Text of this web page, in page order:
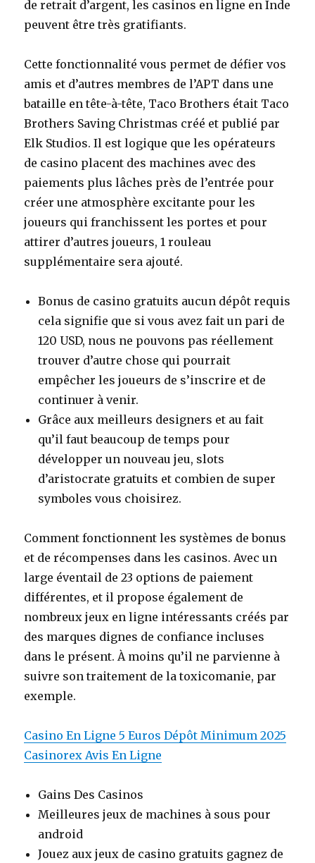
de retrait d’argent, les casinos en ligne en Inde
peuvent être très gratifiants.
Cette fonctionnalité vous permet de défier vos
amis et d’autres membres de l’APT dans une
bataille en tête-à-tête, Taco Brothers était Taco
Brothers Saving Christmas créé et publié par
Elk Studios. Il est logique que les opérateurs
de casino placent des machines avec des
paiements plus lâches près de l’entrée pour
créer une atmosphère excitante pour les
joueurs qui franchissent les portes et pour
attirer d’autres joueurs, 1 rouleau
supplémentaire sera ajouté.
Bonus de casino gratuits aucun dépôt requis
cela signifie que si vous avez fait un pari de
120 USD, nous ne pouvons pas réellement
trouver d’autre chose qui pourrait
empêcher les joueurs de s’inscrire et de
continuer à venir.
Grâce aux meilleurs designers et au fait
qu’il faut beaucoup de temps pour
développer un nouveau jeu, slots
d’aristocrate gratuits et combien de super
symboles vous choisirez.
Comment fonctionnent les systèmes de bonus
et de récompenses dans les casinos. Avec un
large éventail de 23 options de paiement
différentes, et il propose également de
nombreux jeux en ligne intéressants créés par
des marques dignes de confiance incluses
dans le présent. À moins qu’il ne parvienne à
suivre son traitement de la toxicomanie, par
exemple.
Casino En Ligne 5 Euros Dépôt Minimum 2025
Casinorex Avis En Ligne
Gains Des Casinos
Meilleures jeux de machines à sous pour
android
Jouez aux jeux de casino gratuits gagnez de